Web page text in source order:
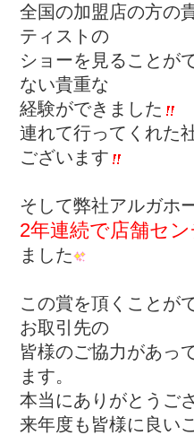
全国の加盟店の方の
ティストの
ショーを見ることが
ない貴重な
経験ができました
連れて行ってくれた
ございます
そして弊社アルガホ
2年連続で店舗セ
ました
この賞を頂くことが
お取引先の
皆様のご協力があっ
ます。
本当にありがとうご
来年度も皆様に良い